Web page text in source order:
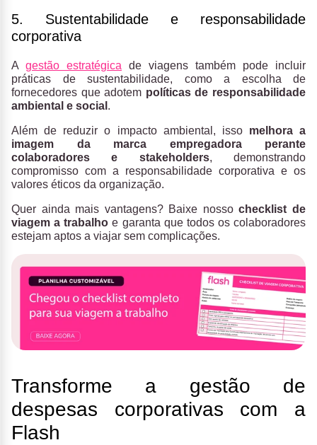
5. Sustentabilidade e responsabilidade
corporativa
A gestão estratégica de viagens também pode incluir
práticas de sustentabilidade, como a escolha de
fornecedores que adotem políticas de responsabilidade
ambiental e social .
Além de reduzir o impacto ambiental, isso melhora a
imagem da marca empregadora perante
colaboradores e stakeholders, demonstrando
compromisso com a responsabilidade corporativa e os
valores éticos da organização.
Quer ainda mais vantagens? Baixe nossochecklist de
viagem a trabalho e garanta que todos os colaboradores
estejam aptos a viajar sem complicações.
Transforme a gestão de
despesas corporativas com a
Flash